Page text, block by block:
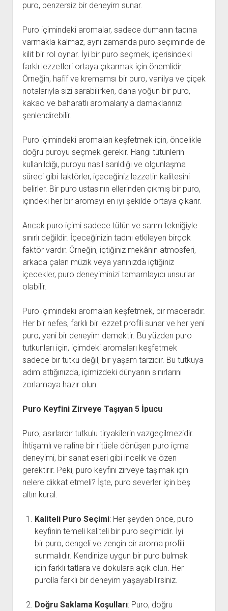
puro, benzersiz bir deneyim sunar.
Puro içimindeki aromalar, sadece dumanın tadına
varmakla kalmaz, aynı zamanda puro seçiminde de
kilit bir rol oynar. İyi bir puro seçmek, içerisindeki
farklı lezzetleri ortaya çıkarmak için önemlidir.
Örneğin, hafif ve kremamsı bir puro, vanilya ve çiçek
notalarıyla sizi sarabilirken, daha yoğun bir puro,
kakao ve baharatlı aromalarıyla damaklarınızı
şenlendirebilir.
Puro içimindeki aromaları keşfetmek için, öncelikle
doğru puroyu seçmek gerekir. Hangi tütünlerin
kullanıldığı, puroyu nasıl sarıldığı ve olgunlaşma
süreci gibi faktörler, içeceğiniz lezzetin kalitesini
belirler. Bir puro ustasının ellerinden çıkmış bir puro,
içindeki her bir aromayı en iyi şekilde ortaya çıkarır.
Ancak puro içimi sadece tütün ve sarım tekniğiyle
sınırlı değildir. İçeceğinizin tadını etkileyen birçok
faktör vardır. Örneğin, içtiğiniz mekânın atmosferi,
arkada çalan müzik veya yanınızda içtiğiniz
içecekler, puro deneyiminizi tamamlayıcı unsurlar
olabilir.
Puro içimindeki aromaları keşfetmek, bir maceradır.
Her bir nefes, farklı bir lezzet profili sunar ve her yeni
puro, yeni bir deneyim demektir. Bu yüzden puro
tutkunları için, içimdeki aromaları keşfetmek
sadece bir tutku değil, bir yaşam tarzıdır. Bu tutkuya
adım attığınızda, içimizdeki dünyanın sınırlarını
zorlamaya hazır olun.
Puro Keyfini Zirveye Taşıyan 5 İpucu
Puro, asırlardır tutkulu tiryakilerin vazgeçilmezidir.
İhtişamlı ve rafine bir ritüele dönüşen puro içme
deneyimi, bir sanat eseri gibi incelik ve özen
gerektirir. Peki, puro keyfini zirveye taşımak için
nelere dikkat etmeli? İşte, puro severler için beş
altın kural.
Kaliteli Puro Seçimi: Her şeyden önce, puro
keyfinin temeli kaliteli bir puro seçimidir. İyi
bir puro, dengeli ve zengin bir aroma profili
sunmalıdır. Kendinize uygun bir puro bulmak
için farklı tatlara ve dokulara açık olun. Her
purolla farklı bir deneyim yaşayabilirsiniz.
Doğru Saklama Koşulları: Puro, doğru